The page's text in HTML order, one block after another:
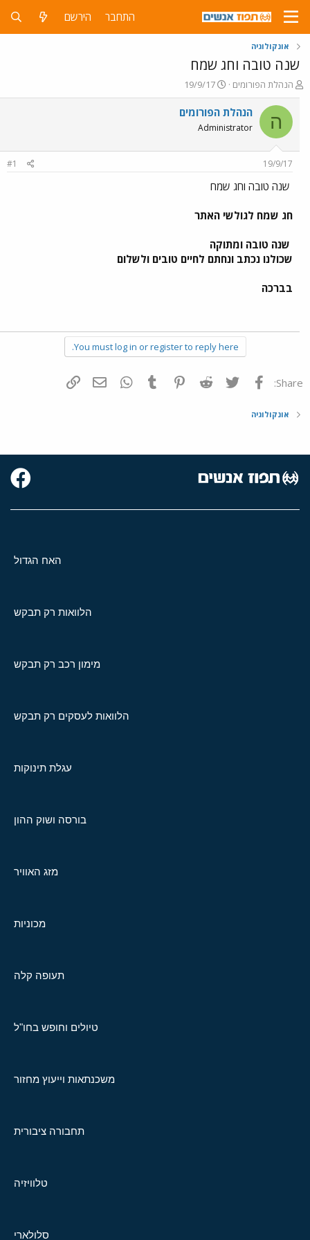
התחבר הירשם
אונקולוגיה
שנה טובה וחג שמח
פ
ו
ת
ח
ה
ש
א
הנהלת הפורומים
פ
ו
ר
ם
ר
19/9/17
ה הנהלת הפורומים
Administrator
19/9/17
#1
שנה טובה וחג שמח
חג שמח לגולשי האתר
שנה טובה ומתוקה
שכולנו נכתב ונחתם לחיים טובים ולשלום
בברכה
You must log in or register to reply here.
Share: פייסבוק Twitter
Reddit
Pinterest
Tumblr
WhatsAppדואר אלקטרוני
אונקולוגיה
האח הגדול
הלוואות רק תבקש
מימון רכב רק תבקש
הלוואות לעסקים רק תבקש
עגלת תינוקות
בורסה ושוק ההון
מזג האוויר
מכוניות
תעופה קלה
טיולים וחופש בחו"ל
משכנתאות וייעוץ מחזור
תחבורה ציבורית
טלוויזיה
סלולארי